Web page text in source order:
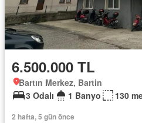
6.500.000 TL
Bartın Merkez, Bartin
3 Odalı
1 Banyo 130
2 hafta, 5 gün önce